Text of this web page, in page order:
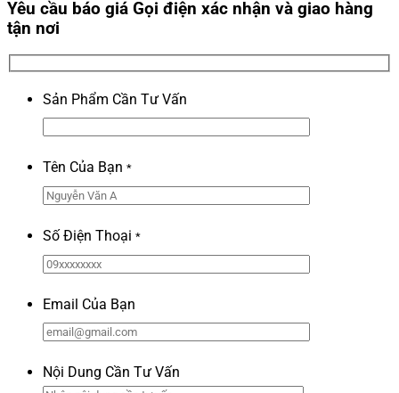
Yêu cầu báo giá Gọi điện xác nhận và giao hàng
tận nơi
Sản Phẩm Cần Tư Vấn
Tên Của Bạn *
Số Điện Thoại *
Email Của Bạn
Nội Dung Cần Tư Vấn